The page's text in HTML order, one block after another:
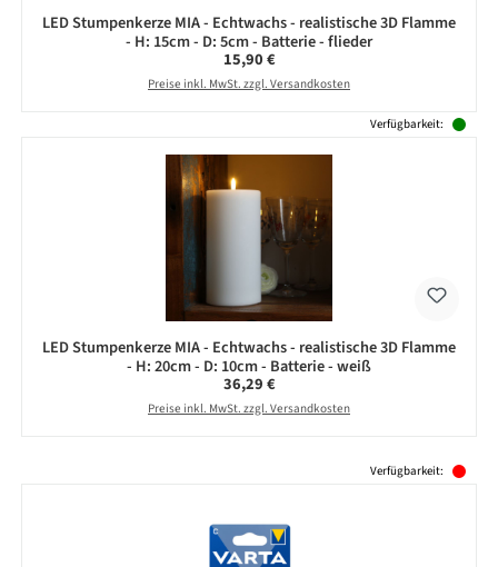
LED Stumpenkerze MIA - Echtwachs - realistische 3D Flamme
- H: 15cm - D: 5cm - Batterie - flieder
Regulärer Preis:
15,90 €
Preise inkl. MwSt. zzgl. Versandkosten
Verfügbarkeit:
LED Stumpenkerze MIA - Echtwachs - realistische 3D Flamme
- H: 20cm - D: 10cm - Batterie - weiß
Regulärer Preis:
36,29 €
Preise inkl. MwSt. zzgl. Versandkosten
Verfügbarkeit: